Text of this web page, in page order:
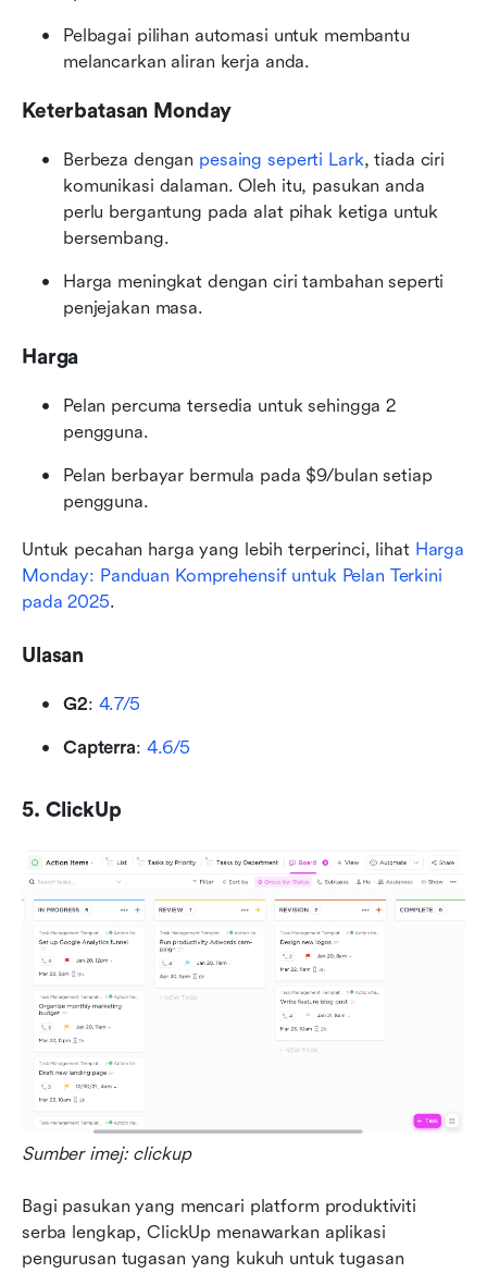
Pelbagai pilihan automasi untuk membantu
melancarkan aliran kerja anda.
Keterbatasan Monday
Berbeza dengan pesaing seperti Lark, tiada ciri
komunikasi dalaman. Oleh itu, pasukan anda
perlu bergantung pada alat pihak ketiga untuk
bersembang.
Harga meningkat dengan ciri tambahan seperti
penjejakan masa.
Harga
Pelan percuma tersedia untuk sehingga 2
pengguna.
Pelan berbayar bermula pada $9/bulan setiap
pengguna.
Untuk pecahan harga yang lebih terperinci, lihat Harga
Monday: Panduan Komprehensif untuk Pelan Terkini
pada 2025.
Ulasan
G2: 4.7/5
Capterra: 4.6/5
5. ClickUp
Sumber imej: clickup
Bagi pasukan yang mencari platform produktiviti
serba lengkap, ClickUp menawarkan aplikasi
pengurusan tugasan yang kukuh untuk tugasan